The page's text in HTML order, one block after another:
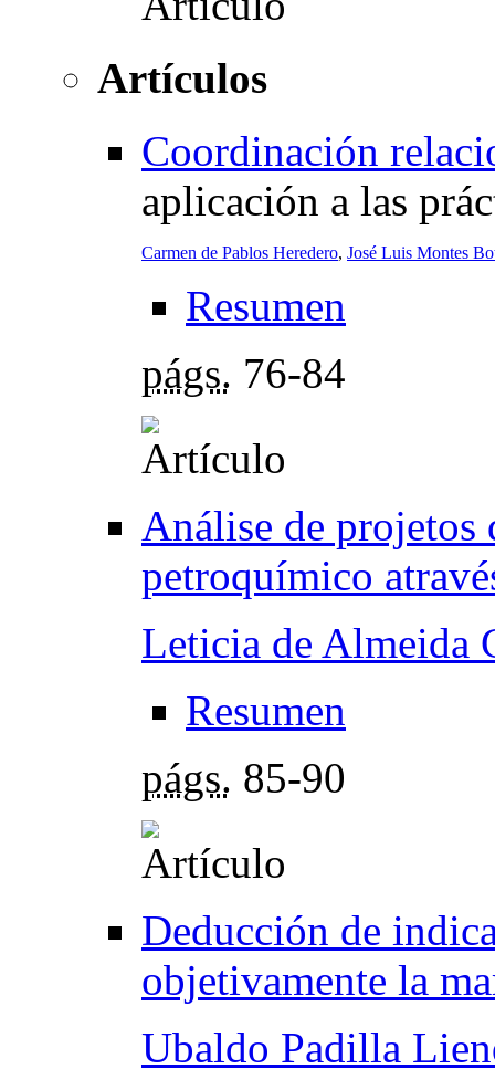
Artículos
Coordinación
aplicación a las
Carmen de Pablos Heredero, José Luis Montes
Resumen
págs. 76-84
Análise de projetos
petroquímico
Leticia de Almeida
Resumen
págs. 85-90
Deducción de
objetivamente la
Ubaldo Padilla